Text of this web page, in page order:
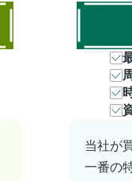
当社が
一番の